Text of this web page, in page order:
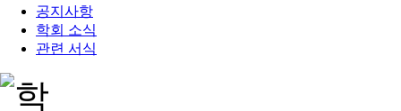
공지사항
학회 소식
관련 서식